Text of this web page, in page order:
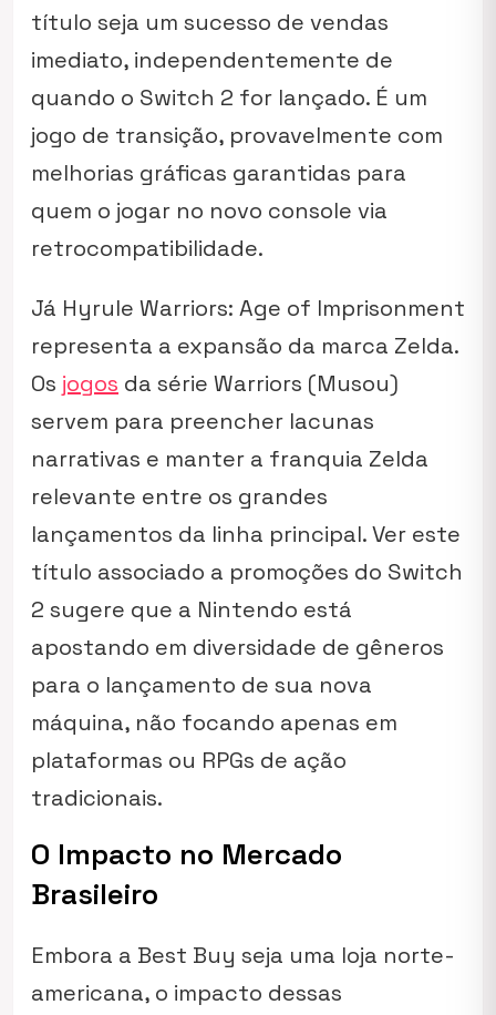
título seja um sucesso de vendas
imediato, independentemente de
quando o Switch 2 for lançado. É um
jogo de transição, provavelmente com
melhorias gráficas garantidas para
quem o jogar no novo console via
retrocompatibilidade.
Já Hyrule Warriors: Age of Imprisonment
representa a expansão da marca Zelda.
Os jogos da série Warriors (Musou)
servem para preencher lacunas
narrativas e manter a franquia Zelda
relevante entre os grandes
lançamentos da linha principal. Ver este
título associado a promoções do Switch
2 sugere que a Nintendo está
apostando em diversidade de gêneros
para o lançamento de sua nova
máquina, não focando apenas em
plataformas ou RPGs de ação
tradicionais.
O Impacto no Mercado
Brasileiro
Embora a Best Buy seja uma loja norte-
americana, o impacto dessas